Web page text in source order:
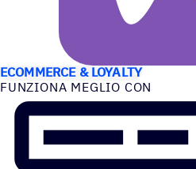
CASI D’USO
ECOMMERCE & LOYALTY
FUNZIONA MEGLIO CON